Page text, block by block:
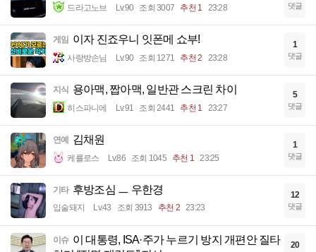
드라고노브 Lv.90 조회 3007 추천 1 23:28 댓글
게임 이자 진죠우니 잇폰메 쇼부!
사랑방손님 Lv.90 조회 1271 추천 2 23:28
1
댓글
지식 용아맥, 짭아맥, 일반관 스크린 차이
히스파니에 Lv.91 조회 2441 추천 1 23:27
5
댓글
연예 김채원
케를로스 Lv.86 조회 1045 추천 1 23:25
1
댓글
기타 후방조심 ㅡ 우한경
입술돼지 Lv.43 조회 3913 추천 2 23:23
12
댓글
이슈 이 대통령, ISA·주가 누르기 방지 개편안 질타
20